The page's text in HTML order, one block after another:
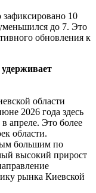
10
до 7. Это
обновления к
области
2026 года здесь
апреле. Это более
области.
большим по
высокий прирост
рынка Киевской